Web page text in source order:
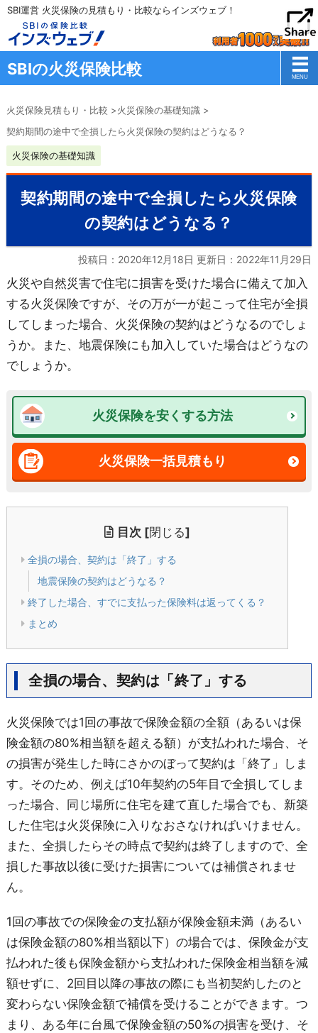
SBI運営 火災保険の見積もり・比較ならインズウェブ！
SBIの火災保険比較
火災保険見積もり・比較 >火災保険の基礎知識 >
契約期間の途中で全損したら火災保険の契約はどうなる？
火災保険の基礎知識
契約期間の途中で全損したら火災保険
の契約はどうなる？
投稿日：2020年12月18日 更新日： 2022年11月29日
火災や自然災害で住宅に損害を受けた場合に備えて加入
する火災保険ですが、その万が一が起こって住宅が全損
してしまった場合、火災保険の契約はどうなるのでしょ
うか。また、地震保険にも加入していた場合はどうなの
でしょうか。
火災保険を安くする方法
火災保険一括見積もり
目次 [閉じる]
全損の場合、契約は「終了」する
地震保険の契約はどうなる？
終了した場合、すでに支払った保険料は返ってくる？
まとめ
全損の場合、契約は「終了」する
火災保険では1回の事故で保険金額の全額（あるいは保
険金額の80%相当額を超える額）が支払われた場合、そ
の損害が発生した時にさかのぼって契約は「終了」しま
す。そのため、例えば10年契約の5年目で全損してしま
った場合、同じ場所に住宅を建て直した場合でも、新築
した住宅は火災保険に入りなおさなければいけません。
また、全損したらその時点で契約は終了しますので、全
損した事故以後に受けた損害については補償されませ
ん。
1回の事故での保険金の支払額が保険金額未満（あるい
は保険金額の80%相当額以下）の場合では、保険金が支
払われた後も保険金額から支払われた保険金相当額を減
額せずに、2回目以降の事故の際にも当初契約したのと
変わらない保険金額で補償を受けることができます。つ
まり、ある年に台風で保険金額の50%の損害を受け、そ